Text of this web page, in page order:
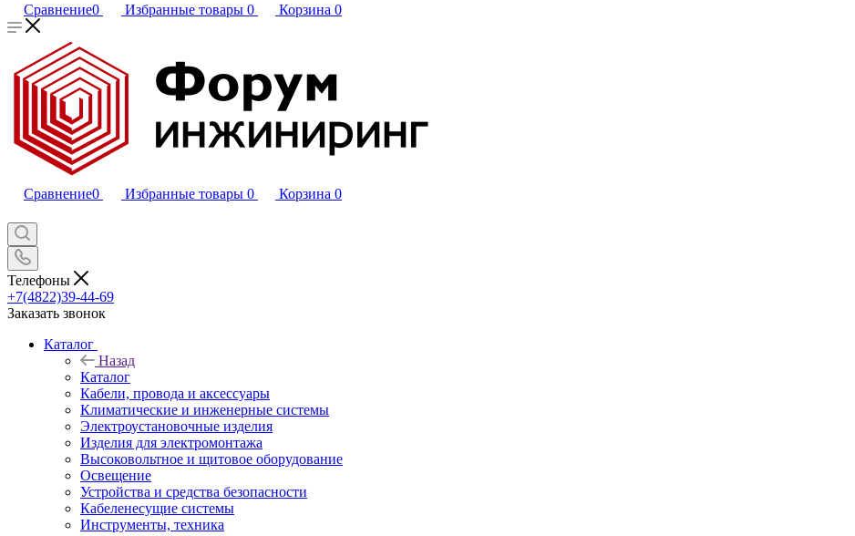
Сравнение0 Избранные товары 0 Корзина 0
Сравнение0 Избранные товары 0 Корзина 0
Телефоны
+7(4822)39-44-69
Заказать звонок
Каталог
Назад
Каталог
Кабели, провода и аксессуары
Климатические и инженерные системы
Электроустановочные изделия
Изделия для электромонтажа
Высоковольтное и щитовое оборудование
Освещение
Устройства и средства безопасности
Кабеленесущие системы
Инструменты, техника